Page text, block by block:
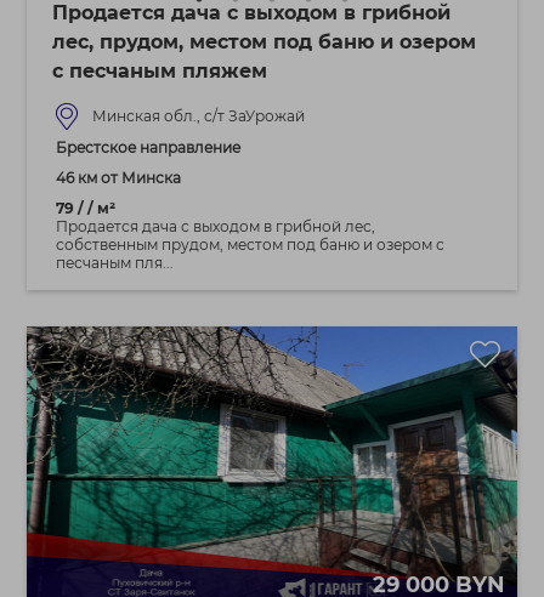
Продается дача с выходом в грибной
лес, прудом, местом под баню и озером
с песчаным пляжем
Минская обл., с/т ЗаУрожай
Брестское направление
46 км от Минска
79 / / м²
Продается дача с выходом в грибной лес,
собственным прудом, местом под баню и озером с
песчаным пля...
29 000 BYN